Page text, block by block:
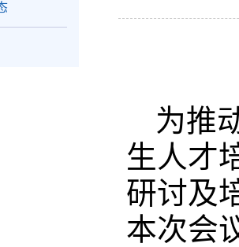
为推
生人才
研讨及
本次会